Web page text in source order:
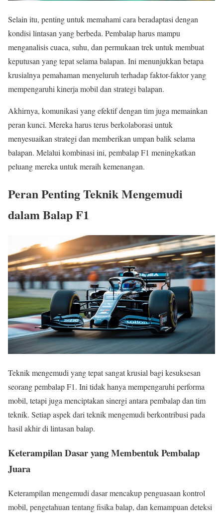
Selain itu, penting untuk memahami cara beradaptasi dengan
kondisi lintasan yang berbeda. Pembalap harus mampu
menganalisis cuaca, suhu, dan permukaan trek untuk membuat
keputusan yang tepat selama balapan. Ini menunjukkan betapa
krusialnya pemahaman menyeluruh terhadap faktor-faktor yang
mempengaruhi kinerja mobil dan strategi balapan.
Akhirnya, komunikasi yang efektif dengan tim juga memainkan
peran kunci. Mereka harus terus berkolaborasi untuk
menyesuaikan strategi dan memberikan umpan balik selama
balapan. Melalui kombinasi ini, pembalap F1 meningkatkan
peluang mereka untuk meraih kemenangan.
Peran Penting Teknik Mengemudi
dalam Balap F1
Teknik mengemudi yang tepat sangat krusial bagi kesuksesan
seorang pembalap F1. Ini tidak hanya mempengaruhi performa
mobil, tetapi juga menciptakan sinergi antara pembalap dan tim
teknik. Setiap aspek dari teknik mengemudi berkontribusi pada
hasil akhir di lintasan balap.
Keterampilan Dasar yang Membentuk Pembalap
Juara
Keterampilan mengemudi dasar mencakup penguasaan kontrol
mobil, pengetahuan tentang fisika balap, dan kemampuan deteksi